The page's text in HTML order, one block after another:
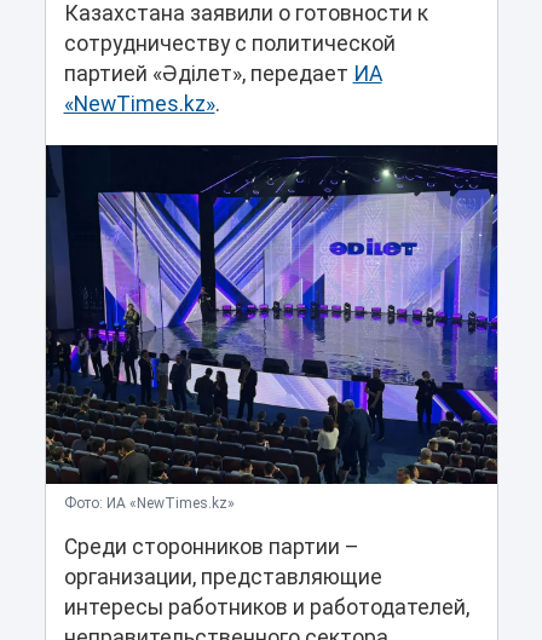
Казахстана заявили о готовности к
сотрудничеству с политической
партией «Әділет», передает ИА
«NewTimes.kz».
Фото: ИА «NewTimes.kz»
Среди сторонников партии –
организации, представляющие
интересы работников и работодателей,